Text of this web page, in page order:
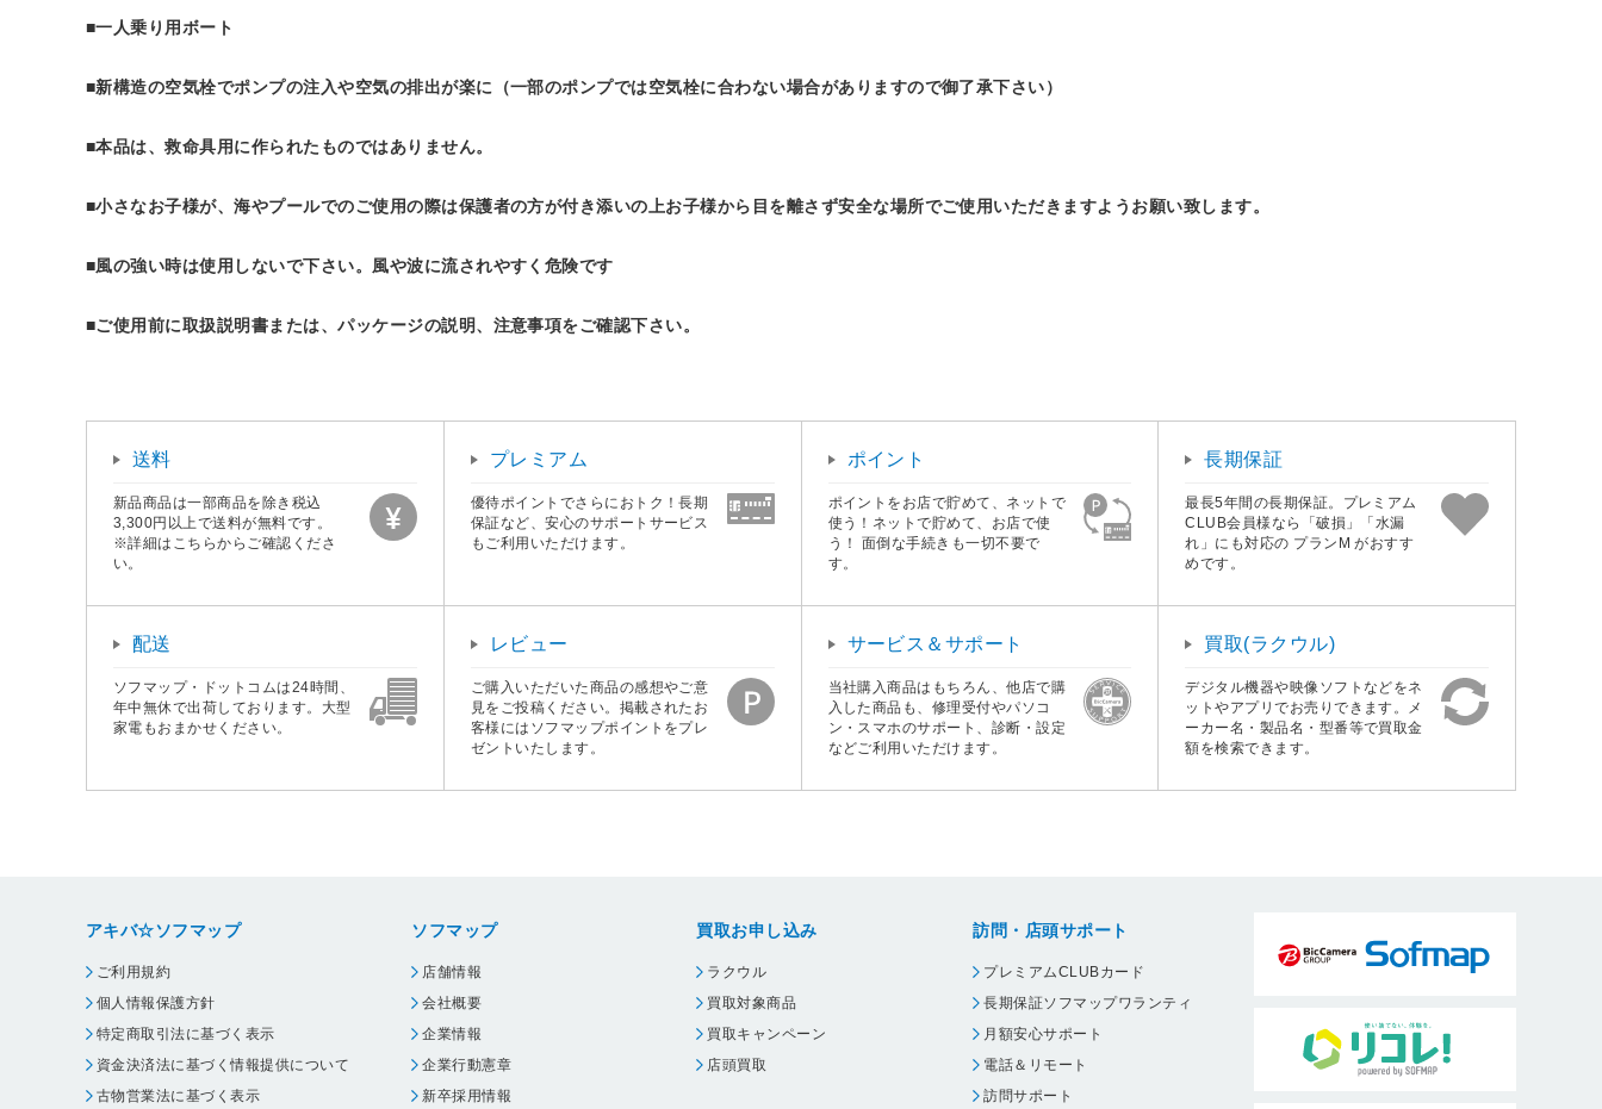
■一人乗り用ボート
■新構造の空気栓でポンプの注入や空気の排出が楽に（一部のポンプでは空気栓に合わない場合がありますので御了承下さい）
■本品は、救命具用に作られたものではありません。
■小さなお子様が、海やプールでのご使用の際は保護者の方が付き添いの上お子様から目を離さず安全な場所でご使用いただきますようお願い致します。
■風の強い時は使用しないで下さい。風や波に流されやすく危険です
■ご使用前に取扱説明書または、パッケージの説明、注意事項をご確認下さい。
送料
新品商品は一部商品を除き税込
3,300円以上で送料が無料です。
※詳細はこちらからご確認くださ
い。
プレミアム
優待ポイントでさらにおトク！長期
保証など、安心のサポートサービス
もご利用いただけます。
ポイント
ポイントをお店で貯めて、ネットで
使う！ネットで貯めて、お店で使
う！ 面倒な手続きも一切不要で
す。
長期保証
最長5年間の長期保証。プレミアム
CLUB会員様なら「破損」「水漏
れ」にも対応の プランM がおすす
めです。
配送
ソフマップ・ドットコムは24時間、
年中無休で出荷しております。大型
家電もおまかせください。
レビュー
ご購入いただいた商品の感想やご意
見をご投稿ください。掲載されたお
客様にはソフマップポイントをプレ
ゼントいたします。
サービス＆サポート
当社購入商品はもちろん、他店で購
入した商品も、修理受付やパソコ
ン・スマホのサポート、診断・設定
などご利用いただけます。
買取(ラクウル)
デジタル機器や映像ソフトなどをネ
ットやアプリでお売りできます。メ
ーカー名・製品名・型番等で買取金
額を検索できます。
アキバ☆ソフマップ
ご利用規約
個人情報保護方針
特定商取引法に基づく表示
資金決済法に基づく情報提供について
古物営業法に基づく表示
ソフマップ
店舗情報
会社概要
企業情報
企業行動憲章
新卒採用情報
買取お申し込み
ラクウル
買取対象商品
買取キャンペーン
店頭買取
訪問・店頭サポート
プレミアムCLUBカード
長期保証ソフマップワランティ
月額安心サポート
電話＆リモート
訪問サポート